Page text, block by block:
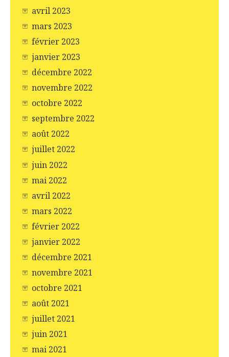
avril 2023
mars 2023
février 2023
janvier 2023
décembre 2022
novembre 2022
octobre 2022
septembre 2022
août 2022
juillet 2022
juin 2022
mai 2022
avril 2022
mars 2022
février 2022
janvier 2022
décembre 2021
novembre 2021
octobre 2021
août 2021
juillet 2021
juin 2021
mai 2021